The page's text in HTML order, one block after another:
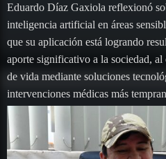
Eduardo Díaz Gaxiola reflexionó
inteligencia artificial en áreas
que su aplicación está logrando
aporte significativo a la sociedad,
de vida mediante soluciones
intervenciones médicas más